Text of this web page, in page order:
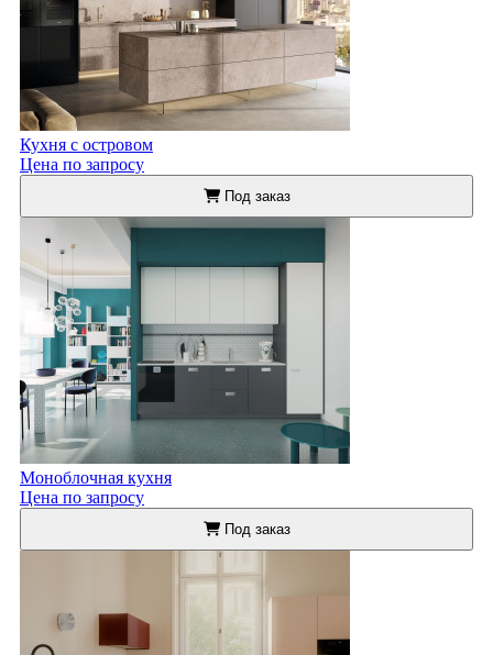
Кухня с островом
Цена по запросу
Под заказ
Моноблочная кухня
Цена по запросу
Под заказ